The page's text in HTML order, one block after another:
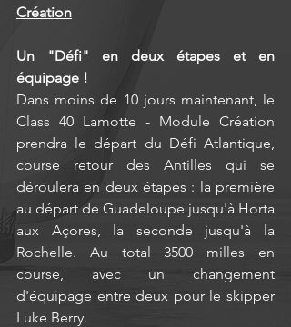
Création
Un "Défi" en deux étapes et en
équipage !
Dans moins de 10 jours maintenant, le
Class 40 Lamotte - Module Création
prendra le départ du Défi Atlantique,
course retour des Antilles qui se
déroulera en deux étapes : la première
au départ de Guadeloupe jusqu'à Horta
aux Açores, la seconde jusqu'à la
Rochelle. Au total 3500 milles en
course, avec un changement
d'équipage entre deux pour le skipper
Luke Berry.